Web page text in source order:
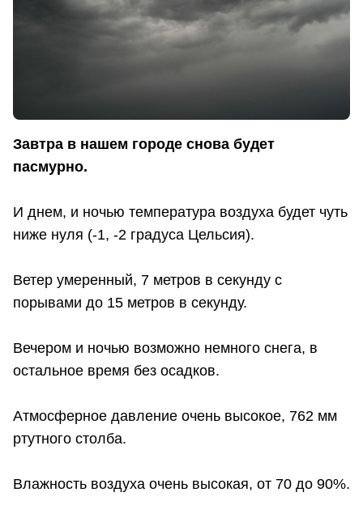
Завтра в нашем городе снова будет
пасмурно.
И днем, и ночью температура воздуха будет чуть
ниже нуля (-1, -2 градуса Цельсия).
Ветер умеренный, 7 метров в секунду с
порывами до 15 метров в секунду.
Вечером и ночью возможно немного снега, в
остальное время без осадков.
Атмосферное давление очень высокое, 762 мм
ртутного столба.
Влажность воздуха очень высокая, от 70 до 90%.